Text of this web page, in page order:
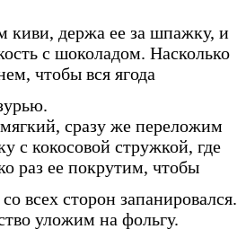
киви, держа ее за шпажку, и
с шоколадом. Насколько
чтобы вся ягода
сразу же переложим
с кокосовой стружкой, где
раз ее покрутим, чтобы
всех сторон запанировался.
уложим на фольгу.